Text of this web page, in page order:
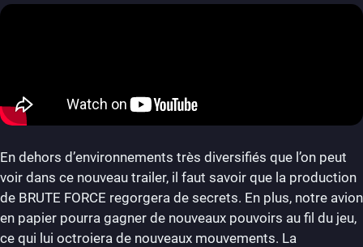
En dehors d’environnements très diversifiés que l’on peut
voir dans ce nouveau trailer, il faut savoir que la production
de BRUTE FORCE regorgera de secrets. En plus, notre avion
en papier pourra gagner de nouveaux pouvoirs au fil du jeu,
ce qui lui octroiera de nouveaux mouvements. La